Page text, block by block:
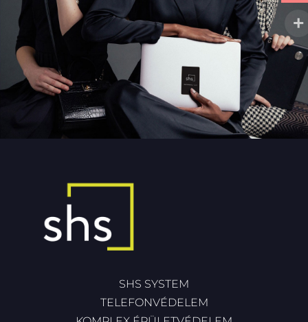
SHS SYSTEM
TELEFONVÉDELEM